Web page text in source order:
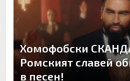
Хомофобски
Ромският славей
в песен!